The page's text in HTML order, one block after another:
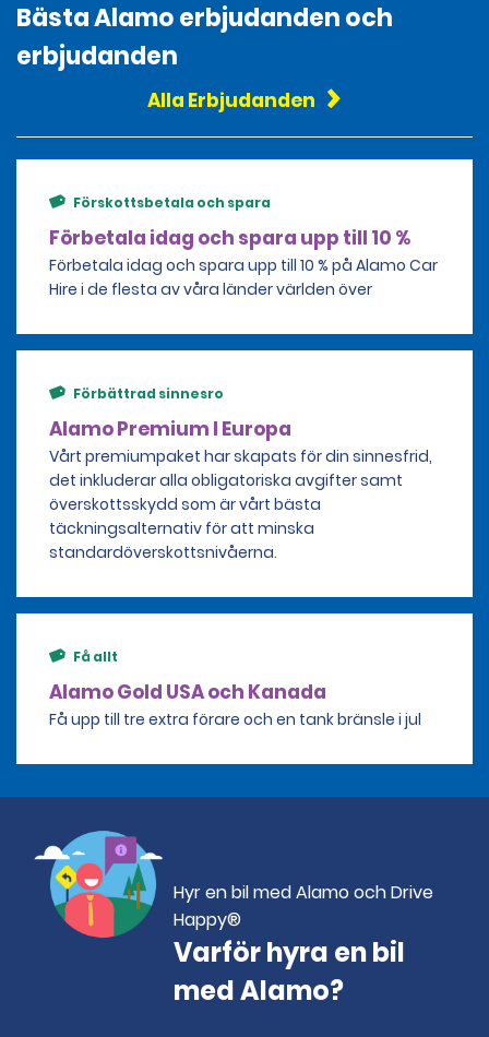
Bästa Alamo erbjudanden och
erbjudanden
Alla Erbjudanden
Förskottsbetala och spara
Förbetala idag och spara upp till 10 %
Förbetala idag och spara upp till 10 % på Alamo Car
Hire i de flesta av våra länder världen över
Förbättrad sinnesro
Alamo Premium I Europa
Vårt premiumpaket har skapats för din sinnesfrid,
det inkluderar alla obligatoriska avgifter samt
överskottsskydd som är vårt bästa
täckningsalternativ för att minska
standardöverskottsnivåerna.
Få allt
Alamo Gold USA och Kanada
Få upp till tre extra förare och en tank bränsle i jul
Hyr en bil med Alamo och Drive
Happy®
Varför hyra en bil
med Alamo?